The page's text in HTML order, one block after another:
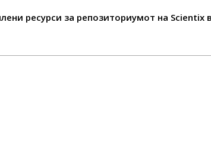
ресурси за репозиториумот на Scientix